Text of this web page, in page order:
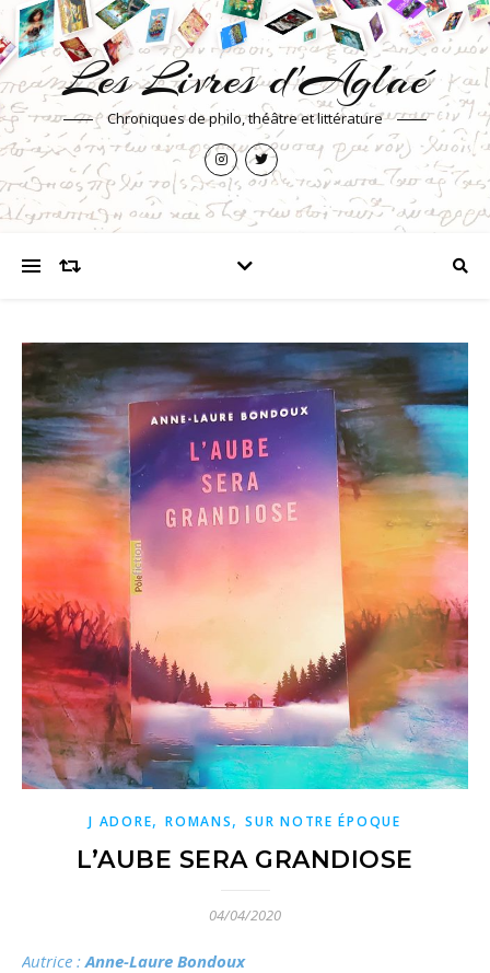
Les Livres d'Aglaé
Chroniques de philo, théâtre et littérature
J ADORE,ROMANS,SUR NOTRE ÉPOQUE
L’AUBE SERA GRANDIOSE
04/04/2020
Autrice :Anne-Laure Bondoux